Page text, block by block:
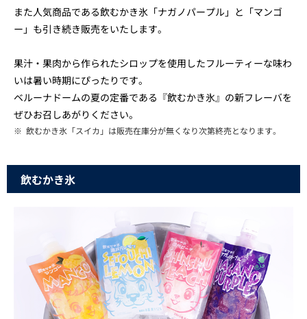
また人気商品である飲むかき氷「ナガノパープル」と「マンゴ
ー」も引き続き販売をいたします。
果汁・果肉から作られたシロップを使用したフルーティーな味わ
いは暑い時期にぴったりです。
ベルーナドームの夏の定番である『飲むかき氷』の新フレーバを
ぜひお召しあがりください。
※ 飲むかき氷「スイカ」は販売在庫分が無くなり次第終売となります。
飲むかき氷